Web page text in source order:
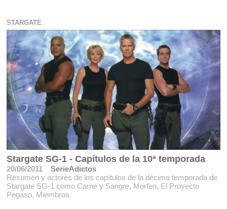
STARGATE
Stargate SG-1 - Capítulos de la 10ª temporada
20/06/2011
SerieAdictos
Resumen y actores de los capítulos de la décima temporada de
Stargate SG-1 como Carne y Sangre, Morfeo, El Proyecto
Pegaso, Miembros.